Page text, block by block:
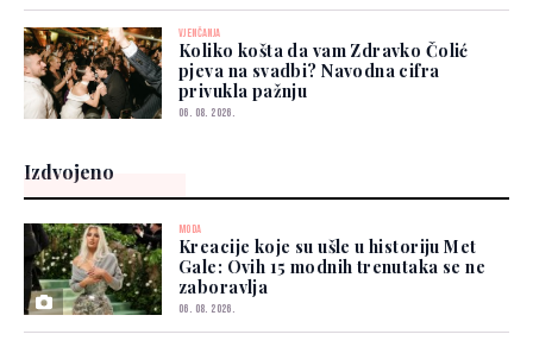
VJENČANJA
Koliko košta da vam Zdravko Čolić
pjeva na svadbi? Navodna cifra
privukla pažnju
06. 08. 2026.
Izdvojeno
MODA
Kreacije koje su ušle u historiju Met
Gale: Ovih 15 modnih trenutaka se ne
zaboravlja
06. 08. 2026.